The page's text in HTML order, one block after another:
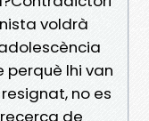
voldrà
perquè lhi van
no es
de